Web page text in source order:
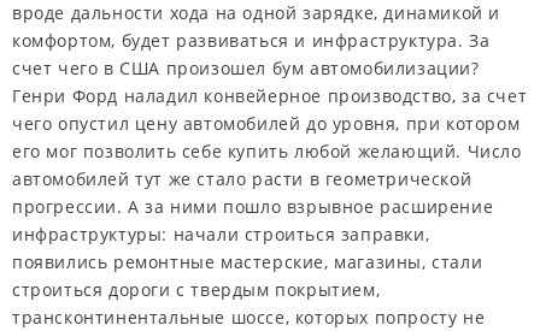
вроде дальности хода на одной зарядке, динамикой и
комфортом, будет развиваться и инфраструктура. За
счет чего в США произошел бум автомобилизации?
Генри Форд наладил конвейерное производство, за счет
чего опустил цену автомобилей до уровня, при котором
его мог позволить себе купить любой желающий. Число
автомобилей тут же стало расти в геометрической
прогрессии. А за ними пошло взрывное расширение
инфраструктуры: начали строиться заправки,
появились ремонтные мастерские, магазины, стали
строиться дороги с твердым покрытием,
трансконтинентальные шоссе, которых попросту не